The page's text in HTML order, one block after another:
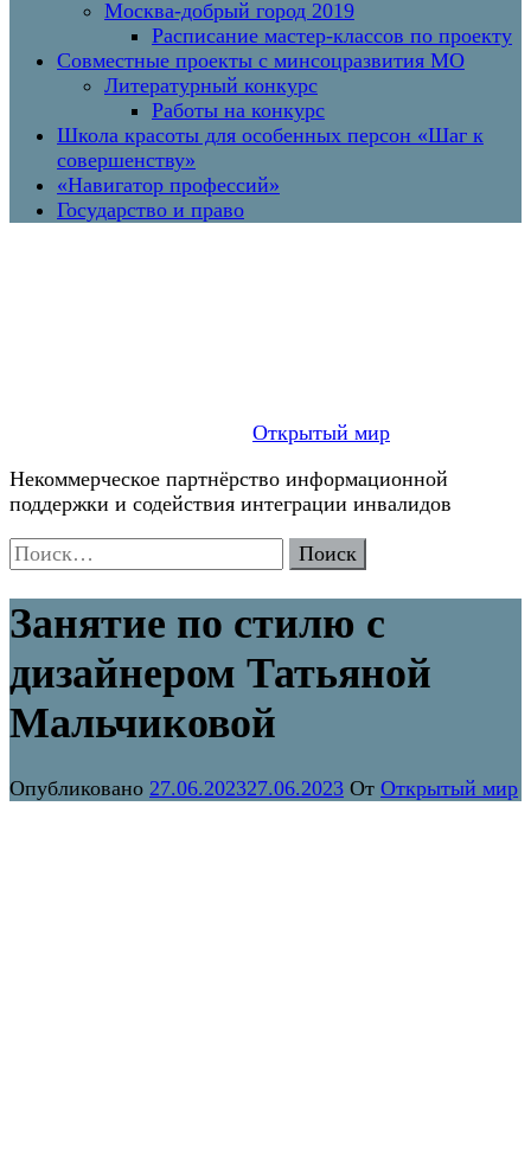
Москва-добрый город 2019
Расписание мастер-классов по проекту
Совместные проекты с минсоцразвития МО
Литературный конкурс
Работы на конкурс
Школа красоты для особенных персон «Шаг к
совершенству»
«Навигатор профессий»
Государство и право
Открытый мир
Некоммерческое партнёрство информационной
поддержки и содействия интеграции инвалидов
Найти:
Занятие по стилю с
дизайнером Татьяной
Мальчиковой
Опубликовано 27.06.202327.06.2023 От Открытый мир